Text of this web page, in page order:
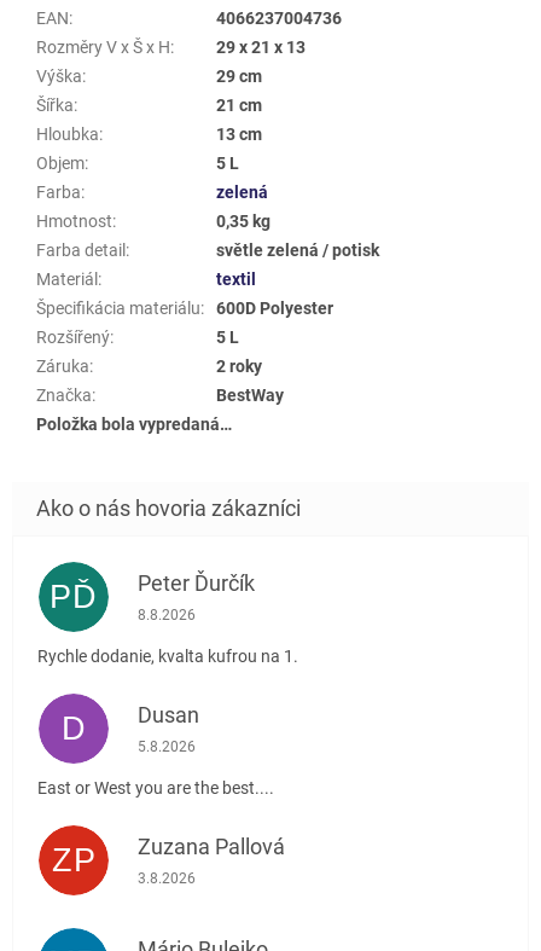
EAN:
4066237004736
Rozměry V x Š x H:
29 x 21 x 13
Výška:
29 cm
Šířka:
21 cm
Hloubka:
13 cm
Objem:
5 L
Farba:
zelená
Hmotnost:
0,35 kg
Farba detail :
světle zelená / potisk
Materiál :
textil
Špecifikácia materiálu:
600D Polyester
Rozšířený:
5 L
Záruka:
2 roky
Značka:
BestWay
Položka bola vypredaná…
PĎ Peter Ďurčík
Hodnotenie obchodu je 5 z 5 hviezdičiek.
8.8.2026
Rychle dodanie, kvalta kufrou na 1.
D Dusan
Hodnotenie obchodu je 5 z 5 hviezdičiek.
5.8.2026
East or West you are the best....
ZP Zuzana Pallová
Hodnotenie obchodu je 5 z 5 hviezdičiek.
3.8.2026